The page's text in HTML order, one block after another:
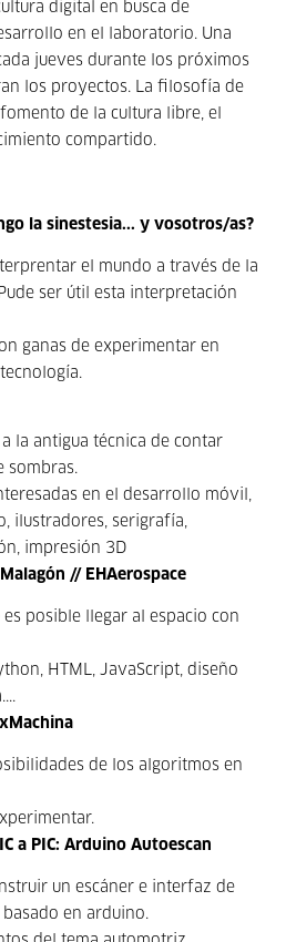
digital en busca de
en el laboratorio. Una
jueves durante los próximos
los proyectos. La filosofía de
de la cultura libre, el
compartido.
la sinestesia... y vosotros/as?
el mundo a través de la
ser útil esta interpretación
ganas de experimentar en
la antigua técnica de contar
sombras.
en el desarrollo móvil,
ilustradores, serigrafía,
impresión 3D
// EHAerospace
es posible llegar al espacio con
HTML, JavaScript, diseño
de los algoritmos en
a PIC: Arduino Autoescan
un escáner e interfaz de
en arduino.